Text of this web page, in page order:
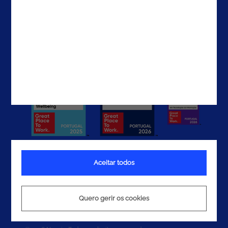
Política de Privacidade
Quero gerir os cookies
Aceitar todos